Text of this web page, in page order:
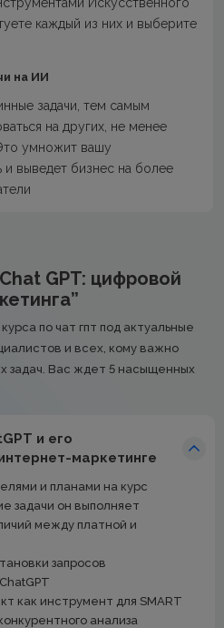
каждый из них и выберите
на ИИ
задачи, тем самым
на других, не менее
умножит вашу
и выведет бизнес на более
GPT: цифровой
по чат гпт под актуальные
и всех, кому важно
задач. Вас ждет 5 насыщенных
и его
маркетинге
и планами на курс
задачи он выполняет
между платной и
запросов
как инструмент для SMART
анализа